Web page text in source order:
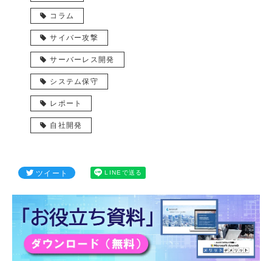
コラム
サイバー攻撃
サーバーレス開発
システム保守
レポート
自社開発
ツイート LINEで送る